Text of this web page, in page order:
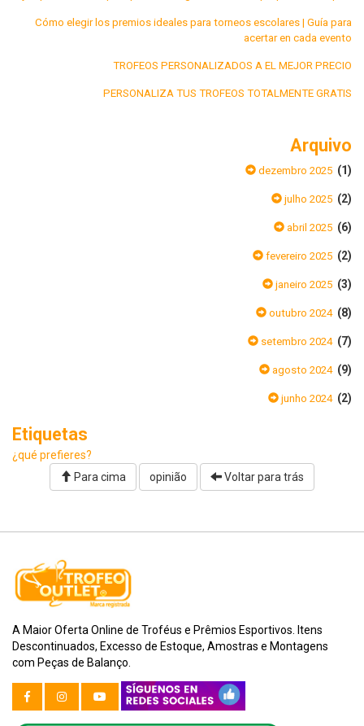
Cómo elegir los premios ideales para torneos escolares | Guía para
acertar en cada evento
TROFEOS PERSONALIZADOS A EL MEJOR PRECIO
PERSONALIZA TUS TROFEOS TOTALMENTE GRATIS
Arquivo
dezembro 2025 (1)
julho 2025 (2)
abril 2025 (6)
fevereiro 2025 (2)
janeiro 2025 (3)
outubro 2024 (8)
setembro 2024 (7)
agosto 2024 (9)
junho 2024 (2)
Etiquetas
¿qué prefieres?
Para cima
opinião Voltar para trás
A Maior Oferta Online de Troféus e Prêmios Esportivos. Itens
Descontinuados, Excesso de Estoque, Amostras e Montagens
com Peças de Balanço.